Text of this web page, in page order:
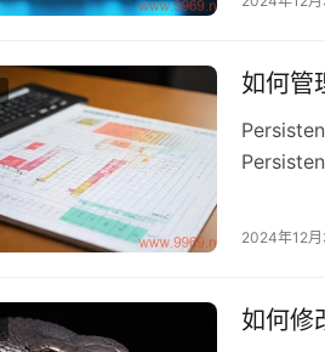
如何管
备，或
2024年12月
如何修